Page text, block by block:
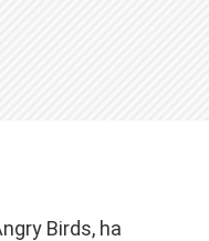
Birds, ha